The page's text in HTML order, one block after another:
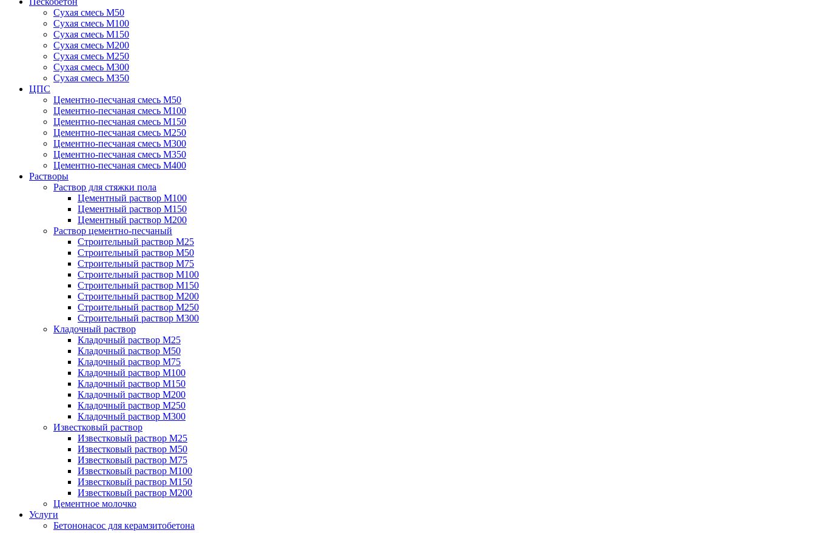
Сухая смесь М50
Сухая смесь М100
Сухая смесь М150
Сухая смесь М200
Сухая смесь М250
Сухая смесь М300
Сухая смесь М350
ЦПС
Цементно-песчаная смесь М50
Цементно-песчаная смесь М100
Цементно-песчаная смесь М150
Цементно-песчаная смесь М250
Цементно-песчаная смесь М300
Цементно-песчаная смесь М350
Цементно-песчаная смесь М400
Растворы
Раствор для стяжки пола
Цементный раствор М100
Цементный раствор М150
Цементный раствор М200
Раствор цементно-песчаный
Строительный раствор М25
Строительный раствор М50
Строительный раствор М75
Строительный раствор М100
Строительный раствор М150
Строительный раствор М200
Строительный раствор М250
Строительный раствор М300
Кладочный раствор
Кладочный раствор М25
Кладочный раствор М50
Кладочный раствор М75
Кладочный раствор М100
Кладочный раствор М150
Кладочный раствор М200
Кладочный раствор М250
Кладочный раствор М300
Известковый раствор
Известковый раствор М25
Известковый раствор М50
Известковый раствор М75
Известковый раствор М100
Известковый раствор М150
Известковый раствор М200
Цементное молочко
Услуги
Бетононасос для керамзитобетона